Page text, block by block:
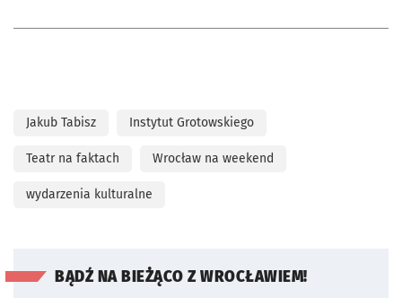
Jakub Tabisz Instytut Grotowskiego
Teatr na faktach Wrocław na weekend
wydarzenia kulturalne
BĄDŹ NA BIEŻĄCO Z WROCŁAWIEM!